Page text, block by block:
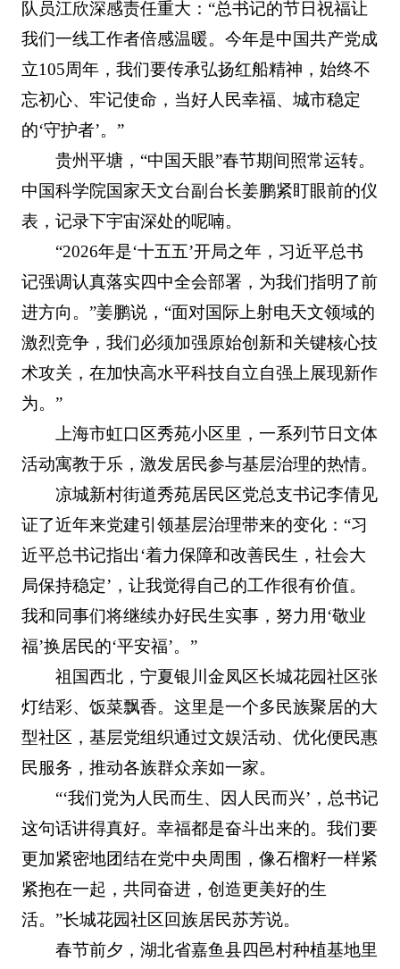
队员江欣深感责任重大：“总书记的节日祝福让
我们一线工作者倍感温暖。今年是中国共产党成
立105周年，我们要传承弘扬红船精神，始终不
忘初心、牢记使命，当好人民幸福、城市稳定
的‘守护者’。”
贵州平塘，“中国天眼”春节期间照常运转。
中国科学院国家天文台副台长姜鹏紧盯眼前的仪
表，记录下宇宙深处的呢喃。
“2026年是‘十五五’开局之年，习近平总书
记强调认真落实四中全会部署，为我们指明了前
进方向。”姜鹏说，“面对国际上射电天文领域的
激烈竞争，我们必须加强原始创新和关键核心技
术攻关，在加快高水平科技自立自强上展现新作
为。”
上海市虹口区秀苑小区里，一系列节日文体
活动寓教于乐，激发居民参与基层治理的热情。
凉城新村街道秀苑居民区党总支书记李倩见
证了近年来党建引领基层治理带来的变化：“习
近平总书记指出‘着力保障和改善民生，社会大
局保持稳定’，让我觉得自己的工作很有价值。
我和同事们将继续办好民生实事，努力用‘敬业
福’换居民的‘平安福’。”
祖国西北，宁夏银川金凤区长城花园社区张
灯结彩、饭菜飘香。这里是一个多民族聚居的大
型社区，基层党组织通过文娱活动、优化便民惠
民服务，推动各族群众亲如一家。
“‘我们党为人民而生、因人民而兴’，总书记
这句话讲得真好。幸福都是奋斗出来的。我们要
更加紧密地团结在党中央周围，像石榴籽一样紧
紧抱在一起，共同奋进，创造更美好的生
活。”长城花园社区回族居民苏芳说。
春节前夕，湖北省嘉鱼县四邑村种植基地里